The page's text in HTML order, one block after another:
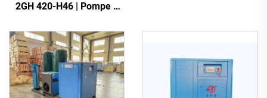
2GH 420-H46 | Pompe à
triphasée